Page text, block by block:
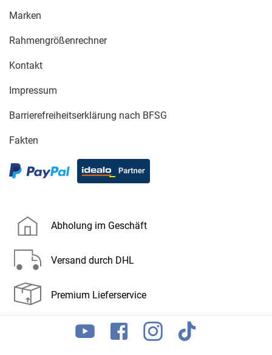
Marken
Rahmengrößenrechner
Kontakt
Impressum
Barrierefreiheitserklärung nach BFSG
Fakten
Abholung im Geschäft
Versand durch DHL
Premium Lieferservice